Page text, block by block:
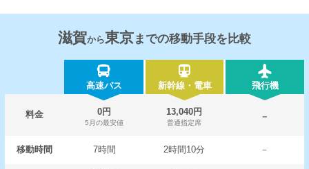
滋賀から東京までの移動手段を比較
高速バス 新幹線・電車 飛行機
料金 0円
5月の最安値
13,040円
普通指定席
－
移動時間 7時間 2時間10分 －